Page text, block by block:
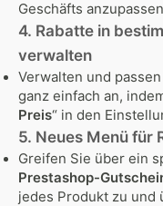
Geschäfts
4. Rabatte in
verwalten
Verwalten und
ganz einfach an,
Preis“ in den
5. Neues Menü für
Greifen Sie über ein
Prestashop-
jedes Produkt zu und